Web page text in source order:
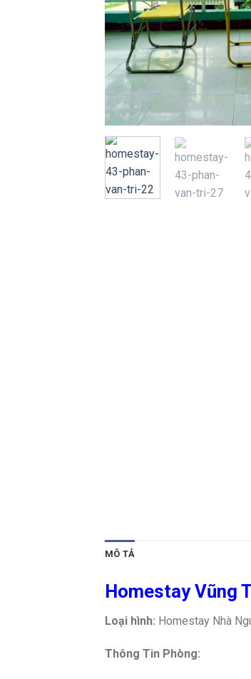
MÔ TẢ
Homestay Vũng
Loại hình: Homestay Nhà
Thông Tin Phòng: